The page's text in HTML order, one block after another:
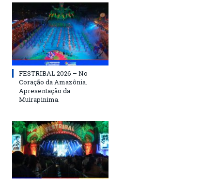
FESTRIBAL 2026 – No
Coração da Amazônia.
Apresentação da
Muirapinima.